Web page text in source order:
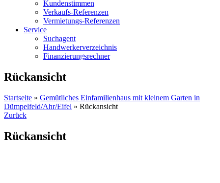
Kundenstimmen
Verkaufs-Referenzen
Vermietungs-Referenzen
Service
Suchagent
Handwerkerverzeichnis
Finanzierungsrechner
Rückansicht
Startseite » Gemütliches Einfamilienhaus mit kleinem Garten in
Dümpelfeld/Ahr/Eifel » Rückansicht
Zurück
Rückansicht